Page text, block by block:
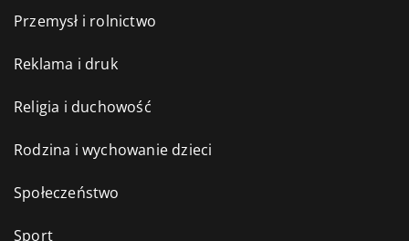
Przemysł i rolnictwo
Reklama i druk
Religia i duchowość
Rodzina i wychowanie dzieci
Społeczeństwo
Sport